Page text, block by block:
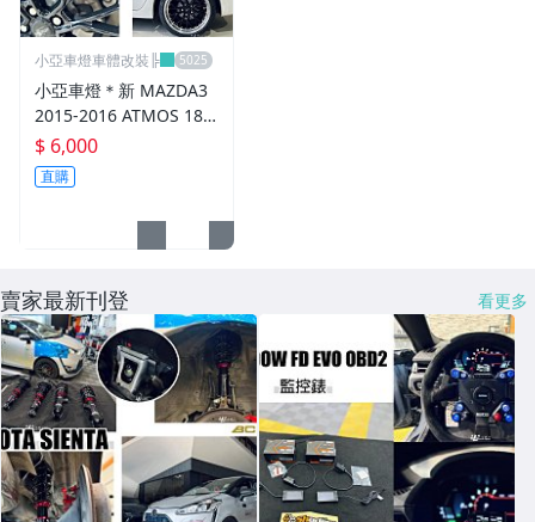
小亞車燈車體改裝╠
小亞車燈＊新 MAZDA3
2015-2016 ATMOS 18
吋 鋁圈 輪框 18*8.5 5/1
08 ET40 5孔108 銀黑車
邊 鉚釘款
$ 6,000
直購
賣家最新刊登 看更多